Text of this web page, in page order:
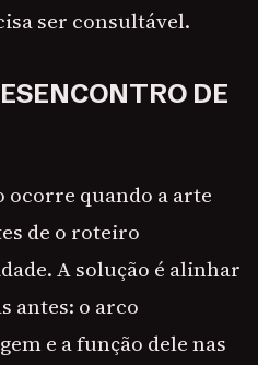
ser consultável.
DE
quando a arte
de o roteiro
A solução é alinhar
antes: o arco
e a função dele nas